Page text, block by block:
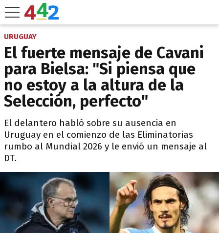
URUGUAY
El fuerte mensaje de Cavani
para Bielsa: "Si piensa que
no estoy a la altura de la
Selección, perfecto"
El delantero habló sobre su ausencia en
Uruguay en el comienzo de las Eliminatorias
rumbo al Mundial 2026 y le envió un mensaje al
DT.